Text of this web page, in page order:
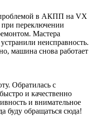
проблемой в АКПП на VX
при переключении
Мастера
неисправность.
машина снова работает
Обратилась с
и качественно
и внимательное
буду обращаться сюда!